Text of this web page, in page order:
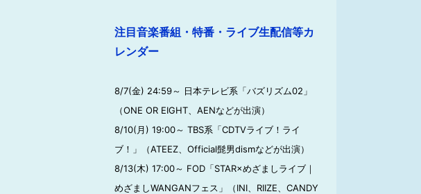
注目音楽番組・特番・ライブ生配信等カ
レンダー
8/7(金) 24:59～ 日本テレビ系「バズリズム02」
（ONE OR EIGHT、AENなどが出演）
8/10(月) 19:00～ TBS系「CDTVライブ！ライ
ブ！」（ATEEZ、Official髭男dismなどが出演）
8/13(木) 17:00～ FOD「STAR×めざましライブ｜
めざましWANGANフェス」（INI、RIIZE、CANDY